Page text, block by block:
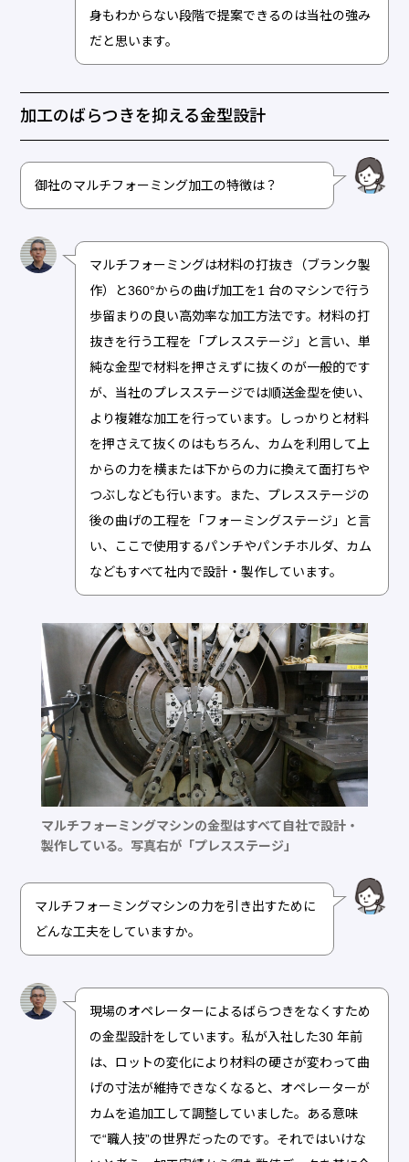
身もわからない段階で提案できるのは当社の強み
だと思います。
加工のばらつきを抑える金型設計
御社のマルチフォーミング加工の特徴は？
マルチフォーミングは材料の打抜き（ブランク製
作）と360°からの曲げ加工を1 台のマシンで行う
歩留まりの良い高効率な加工方法です。材料の打
抜きを行う工程を「プレスステージ」と言い、単
純な金型で材料を押さえずに抜くのが一般的です
が、当社のプレスステージでは順送金型を使い、
より複雑な加工を行っています。しっかりと材料
を押さえて抜くのはもちろん、カムを利用して上
からの力を横または下からの力に換えて面打ちや
つぶしなども行います。また、プレスステージの
後の曲げの工程を「フォーミングステージ」と言
い、ここで使用するパンチやパンチホルダ、カム
などもすべて社内で設計・製作しています。
マルチフォーミングマシンの金型はすべて自社で設計・
製作している。写真右が「プレスステージ」
マルチフォーミングマシンの力を引き出すために
どんな工夫をしていますか。
現場のオペレーターによるばらつきをなくすため
の金型設計をしています。私が入社した30 年前
は、ロットの変化により材料の硬さが変わって曲
げの寸法が維持できなくなると、オペレーターが
カムを追加工して調整していました。ある意味
で“職人技”の世界だったのです。それではいけな